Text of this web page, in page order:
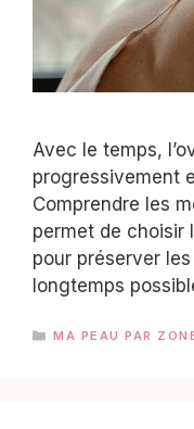
Avec le temps,
progressivement
Comprendre les
permet de choisir
pour préserver
longtemps
CATÉGORIES
MA PEAU PAR